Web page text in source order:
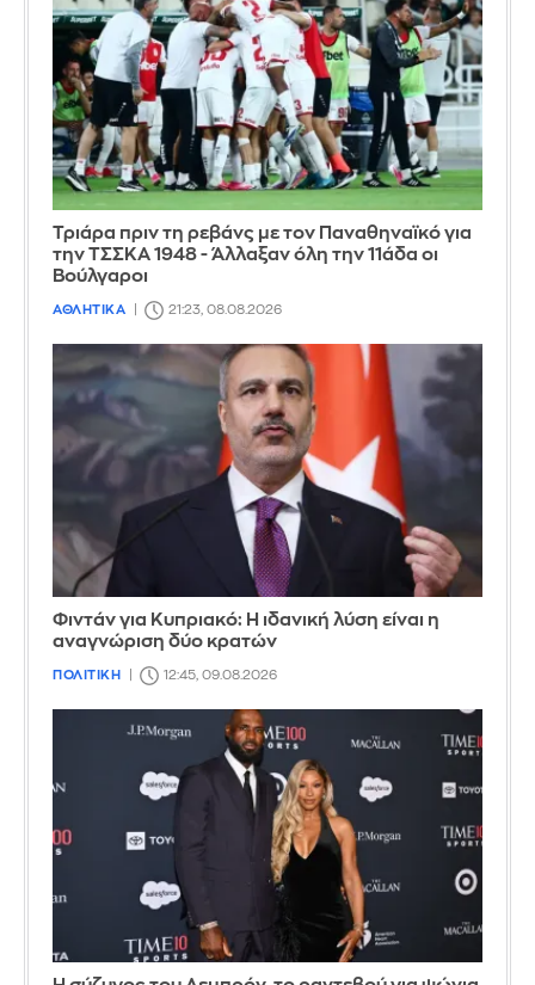
Τριάρα πριν τη ρεβάνς με τον Παναθηναϊκό για
την ΤΣΣΚΑ 1948 - Άλλαξαν όλη την 11άδα οι
Βούλγαροι
ΑΘΛΗΤΙΚΑ 21:23, 08.08.2026
Φιντάν για Κυπριακό: Η ιδανική λύση είναι η
αναγνώριση δύο κρατών
ΠΟΛΙΤΙΚΗ 12:45, 09.08.2026